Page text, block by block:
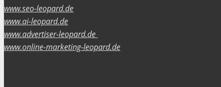
www.seo-leopard.de
www.ai-leopard.de
www.advertiser-leopard.de
www.online-marketing-leopard.de